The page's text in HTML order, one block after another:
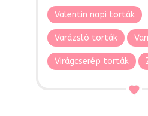
Valentin napi torták
Varázsló torták
Virágcserép torták